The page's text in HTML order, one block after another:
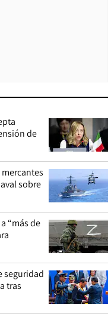
de
sobre
“más de
seguridad
tras